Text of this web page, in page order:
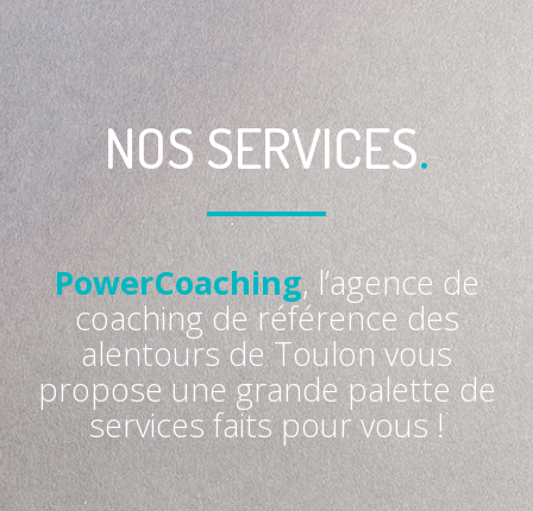
NOS SERVICES.
PowerCoaching, l’agence de
coaching de référence des
alentours de Toulon vous
propose une grande palette de
services faits pour vous !